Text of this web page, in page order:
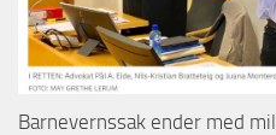
Barnevernssak ender med